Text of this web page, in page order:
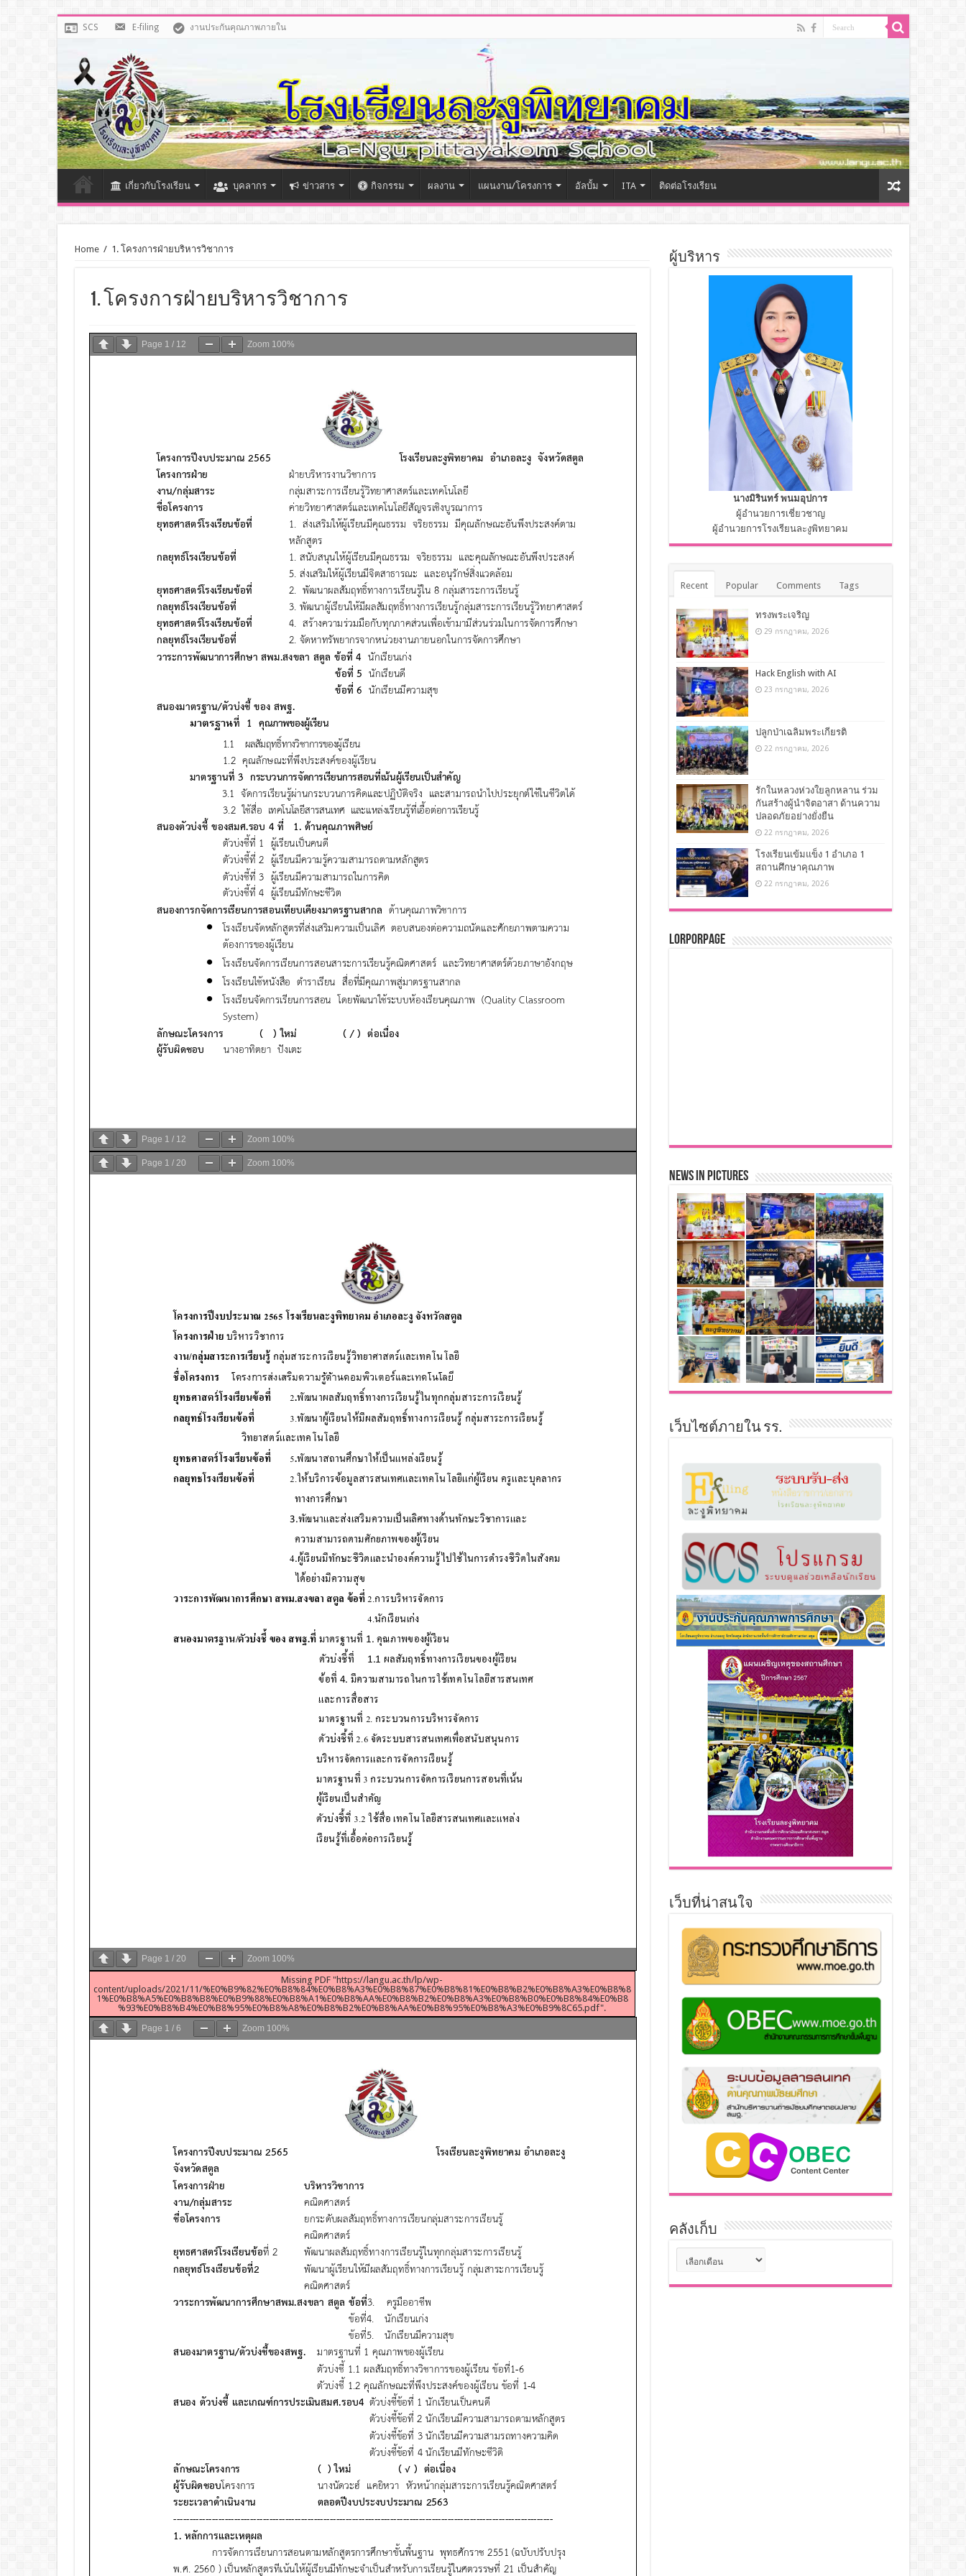
SCS E-filing งานประกันคุณภาพภายใน
เกี่ยวกับโรงเรียน บุคลากร ข่าวสาร กิจกรรม ผลงาน แผนงาน/โครงการ อัลบั้ม ITA ติดต่อโรงเรียน
Home / 1. โครงการฝ่ายบริหารวิชาการ
1. โครงการฝ่ายบริหารวิชาการ
Page 1 / 12 Zoom 100%
Page 1 / 12 Zoom 100%
Page 1 / 20 Zoom 100%
Page 1 / 20 Zoom 100%
Missing PDF "https://langu.ac.th/lp/wp-
content/uploads/2021/11/%E0%B9%82%E0%B8%84%E0%B8%A3%E0%B8%87%E0%B8%81%E0%B8%B2%E0%B8%A3%E0%B8%8
1%E0%B8%A5%E0%B8%B8%E0%B9%88%E0%B8%A1%E0%B8%AA%E0%B8%B2%E0%B8%A3%E0%B8%B0%E0%B8%84%E0%B8
%93%E0%B8%B4%E0%B8%95%E0%B8%A8%E0%B8%B2%E0%B8%AA%E0%B8%95%E0%B8%A3%E0%B9%8C65.pdf".
Page 1 / 6 Zoom 100%
ผู้บริหาร
นางมิรินทร์ พนมอุปการ
ผู้อำนวยการเชี่ยวชาญ
ผู้อำนวยการโรงเรียนละงูพิทยาคม
Recent Popular Comments Tags
ทรงพระเจริญ
29 กรกฎาคม, 2026
Hack English with AI
23 กรกฎาคม, 2026
ปลูกป่าเฉลิมพระเกียรติ
22 กรกฎาคม, 2026
รักในหลวงห่วงใยลูกหลาน ร่วม
กันสร้างผู้นำจิตอาสา ด้านความ
ปลอดภัยอย่างยั่งยืน
22 กรกฎาคม, 2026
โรงเรียนเข้มแข็ง 1 อำเภอ 1
สถานศึกษาคุณภาพ
22 กรกฎาคม, 2026
LorPorPage
News in Pictures
เว็บไซต์ภายใน รร.
เว็บที่น่าสนใจ
คลังเก็บ
เก็บ